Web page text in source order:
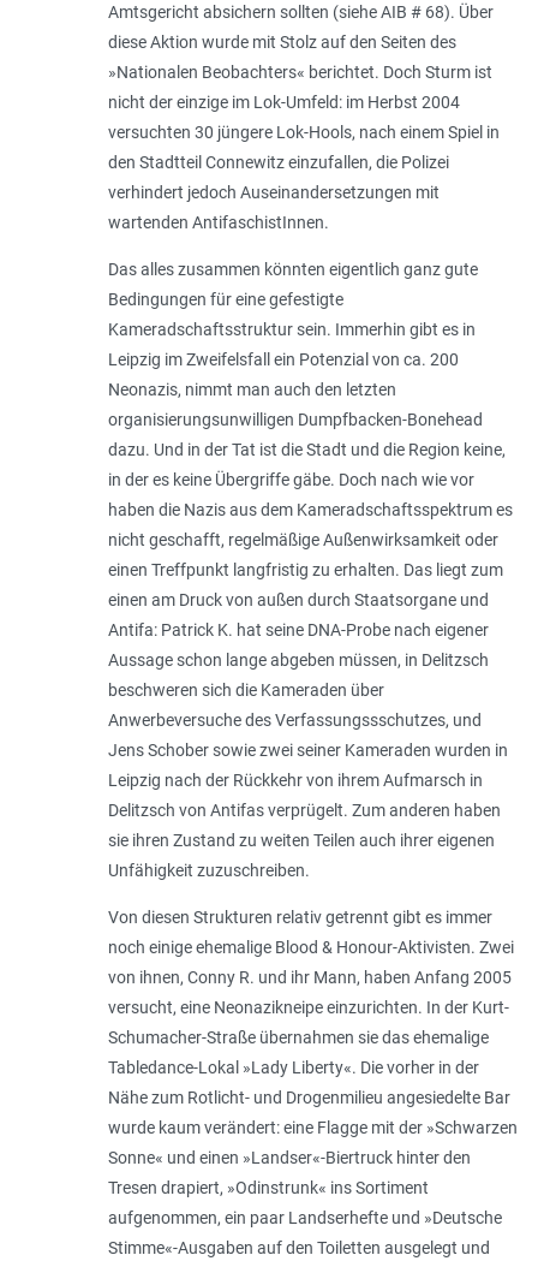
Amtsgericht absichern sollten (siehe AIB # 68). Über
diese Aktion wurde mit Stolz auf den Seiten des
»Nationalen Beobachters« berichtet. Doch Sturm ist
nicht der einzige im Lok-Umfeld: im Herbst 2004
versuchten 30 jüngere Lok-Hools, nach einem Spiel in
den Stadtteil Connewitz einzufallen, die Polizei
verhindert jedoch Auseinandersetzungen mit
wartenden AntifaschistInnen.
Das alles zusammen könnten eigentlich ganz gute
Bedingungen für eine gefestigte
Kameradschaftsstruktur sein. Immerhin gibt es in
Leipzig im Zweifelsfall ein Potenzial von ca. 200
Neonazis, nimmt man auch den letzten
organisierungsunwilligen Dumpfbacken-Bonehead
dazu. Und in der Tat ist die Stadt und die Region keine,
in der es keine Übergriffe gäbe. Doch nach wie vor
haben die Nazis aus dem Kameradschaftsspektrum es
nicht geschafft, regelmäßige Außenwirksamkeit oder
einen Treffpunkt langfristig zu erhalten. Das liegt zum
einen am Druck von außen durch Staatsorgane und
Antifa: Patrick K. hat seine DNA-Probe nach eigener
Aussage schon lange abgeben müssen, in Delitzsch
beschweren sich die Kameraden über
Anwerbeversuche des Verfassungssschutzes, und
Jens Schober sowie zwei seiner Kameraden wurden in
Leipzig nach der Rückkehr von ihrem Aufmarsch in
Delitzsch von Antifas verprügelt. Zum anderen haben
sie ihren Zustand zu weiten Teilen auch ihrer eigenen
Unfähigkeit zuzuschreiben.
Von diesen Strukturen relativ getrennt gibt es immer
noch einige ehemalige Blood & Honour-Aktivisten. Zwei
von ihnen, Conny R. und ihr Mann, haben Anfang 2005
versucht, eine Neonazikneipe einzurichten. In der Kurt-
Schumacher-Straße übernahmen sie das ehemalige
Tabledance-Lokal »Lady Liberty«. Die vorher in der
Nähe zum Rotlicht- und Drogenmilieu angesiedelte Bar
wurde kaum verändert: eine Flagge mit der »Schwarzen
Sonne« und einen »Landser«-Biertruck hinter den
Tresen drapiert, »Odinstrunk« ins Sortiment
aufgenommen, ein paar Landserhefte und »Deutsche
Stimme«-Ausgaben auf den Toiletten ausgelegt und